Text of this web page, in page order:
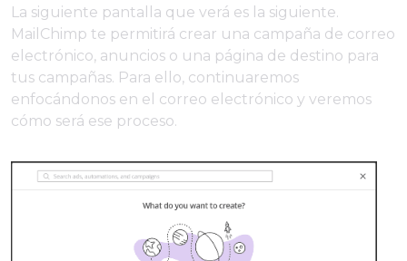
La siguiente pantalla que verá es la siguiente.
MailChimp te permitirá crear una campaña de correo
electrónico, anuncios o una página de destino para
tus campañas. Para ello, continuaremos
enfocándonos en el correo electrónico y veremos
cómo será ese proceso.